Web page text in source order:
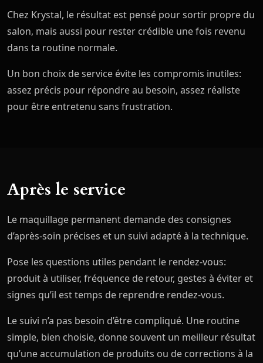
Chez Krystal, le résultat est pensé pour sortir propre du
salon, mais aussi pour rester crédible une fois revenu
dans ta routine normale.
Un bon choix de service évite les compromis inutiles:
assez précis pour répondre au besoin, assez réaliste
pour être entretenu sans frustration.
Après le service
Le maquillage permanent demande des consignes
d’après-soin précises et un suivi adapté à la technique.
Pose les questions utiles pendant le rendez-vous:
produit à utiliser, fréquence de retour, gestes à éviter et
signes qu’il est temps de reprendre rendez-vous.
Le suivi n’a pas besoin d’être compliqué. Une routine
simple, bien choisie, donne souvent un meilleur résultat
qu’une accumulation de produits ou de corrections à la